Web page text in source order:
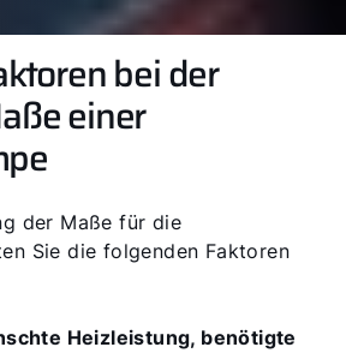
bei der
einer
der Maße für die
Sie die folgenden Faktoren
Heizleistung, benötigte
Downloads